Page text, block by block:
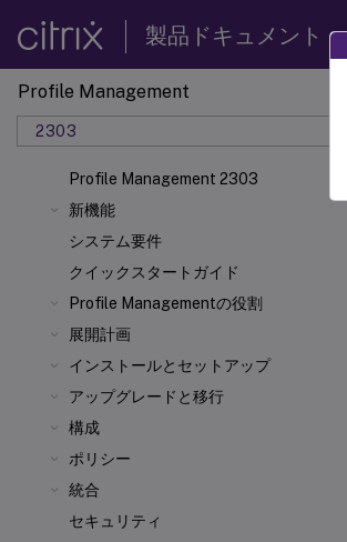
製品ドキュメント
Profile Management
2303
Profile Management 2303
新機能
システム要件
クイックスタートガイド
Profile Managementの役割
展開計画
インストールとセットアップ
アップグレードと移行
構成
ポリシー
統合
セキュリティ